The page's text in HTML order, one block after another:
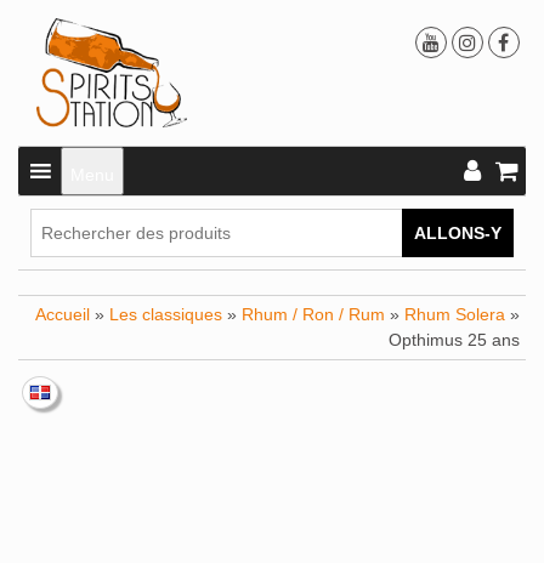
ALLONS-Y
Accueil » Les classiques » Rhum / Ron / Rum » Rhum Solera »
Opthimus 25 ans